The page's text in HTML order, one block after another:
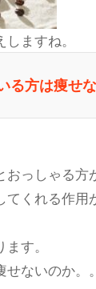
ますね。
方は痩せな
っしゃる方
くれる作用
す。
ないのか。。